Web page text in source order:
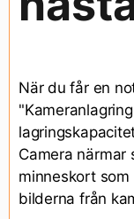
När du får en
Camera närmar
minneskort
bilderna från